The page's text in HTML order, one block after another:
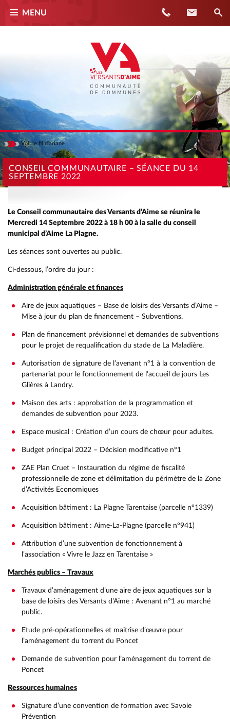
Téléphone Contact
MENU
DES SERVICES
ANNUEL DÉCHETS
SOCIAL UNIQUE
D’ACTIVITÉ
AMSTRAMGRAM
AMSTRAMGRAM
STRUCTURES DU TERRITOIRE
DE LOISIRS EAC
STRUCTURES DU TERRITOIRE
JEUNES
JEUNES
LOCALE JEUNES
DOMICILE EN MILIEU RURAL
À DOMICILE
& BIODÉCHETS
RÉSILIENT ET DURABLE
ET EAU
CIRCULAIRE
ET INSCRIPTIONS
ACTUALITÉS
Voir
Masquer
le fil d'ariane
CONSEIL COMMUNAUTAIRE – SÉANCE DU 14
SEPTEMBRE 2022
Le Conseil communautaire des Versants d’Aime se réunira le
Mercredi 14 Septembre 2022 à 18 h 00 à la salle du conseil
municipal d’Aime La Plagne.
Les séances sont ouvertes au public.
Ci-dessous, l’ordre du jour :
Administration générale et finances
Aire de jeux aquatiques – Base de loisirs des Versants d’Aime –
Mise à jour du plan de financement – Subventions.
Plan de financement prévisionnel et demandes de subventions
pour le projet de requalification du stade de La Maladière.
Autorisation de signature de l’avenant n°1 à la convention de
partenariat pour le fonctionnement de l’accueil de jours Les
Glières à Landry.
Maison des arts : approbation de la programmation et
demandes de subvention pour 2023.
Espace musical : Création d’un cours de chœur pour adultes.
Budget principal 2022 – Décision modificative n°1
ZAE Plan Cruet – Instauration du régime de fiscalité
professionnelle de zone et délimitation du périmètre de la Zone
d’Activités Economiques
Acquisition bâtiment : La Plagne Tarentaise (parcelle n°1339)
Acquisition bâtiment : Aime-La-Plagne (parcelle n°941)
Attribution d’une subvention de fonctionnement à
l’association « Vivre le Jazz en Tarentaise »
Marchés publics – Travaux
Travaux d’aménagement d’une aire de jeux aquatiques sur la
base de loisirs des Versants d’Aime : Avenant n°1 au marché
public.
Etude pré-opérationnelles et maitrise d’œuvre pour
l’aménagement du torrent du Poncet
Demande de subvention pour l’aménagement du torrent de
Poncet
Ressources humaines
Signature d’une convention de formation avec Savoie
Prévention